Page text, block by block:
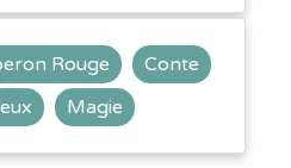
Rouge
Conte
Magie